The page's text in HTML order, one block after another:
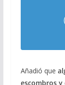
Añadió que
escombros y